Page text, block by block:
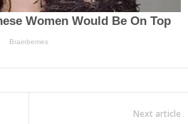
Next article